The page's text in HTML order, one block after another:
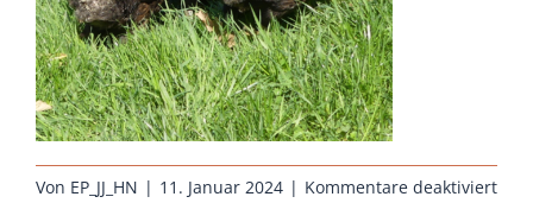
Sonstiges
Von EP_JJ_HN | 11. Januar 2024 | Kommentare deaktiviertfür